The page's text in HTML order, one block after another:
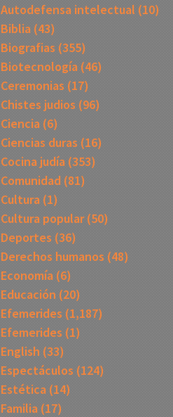
Autodefensa intelectual (10)
Biblia (43)
Biografias (355)
Biotecnología (46)
Ceremonias (17)
Chistes judios (96)
Ciencia (6)
Ciencias duras (16)
Cocina judía (353)
Comunidad (81)
Cultura (1)
Cultura popular(50)
Deportes (36)
Derechos humanos (48)
Economía (6)
Educación (20)
Efemerides (1,187)
Efemerides (1)
English (33)
Espectáculos (124)
Estética (14)
Familia (17)